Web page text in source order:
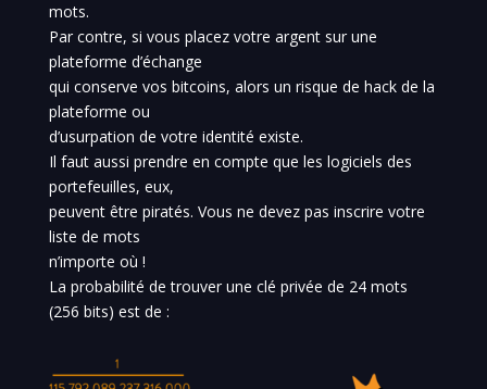
mots.
Par contre, si vous placez votre argent sur une
plateforme d’échange
qui conserve vos bitcoins, alors un risque de hack de la
plateforme ou
d’usurpation de votre identité existe.
Il faut aussi prendre en compte que les logiciels des
portefeuilles, eux,
peuvent être piratés. Vous ne devez pas inscrire votre
liste de mots
n’importe où !
La probabilité de trouver une clé privée de 24 mots
(256 bits) est de :